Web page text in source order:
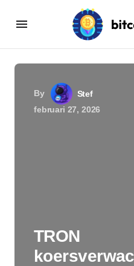
By
Stef
februari 27, 2026
TRON